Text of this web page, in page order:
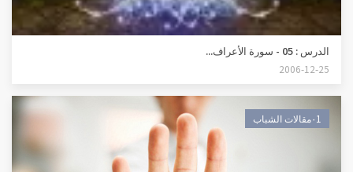
الدرس : 05 - سورة الأعراف...
2006-12-25
٠1مقالات الشباب